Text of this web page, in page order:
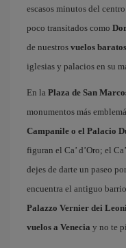
escasos minutos del
poco transitados como
de nuestros vuelos
iglesias y palacios en su
En la Plaza de San
monumentos más
Campanile o el Palacio
figuran el Ca’ d’Oro; el
dejes de darte un paseo
encuentra el antiguo
Palazzo Vernier dei Leoni
vuelos a Venecia y no te